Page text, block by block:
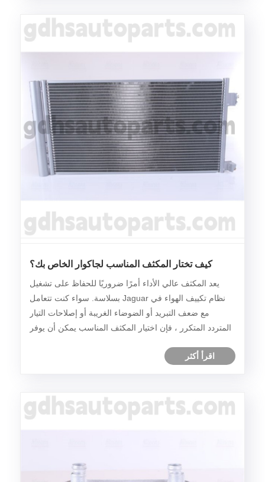
كيف تختار المكثف المناسب لجاكوار الخاص بك؟
يعد المكثف عالي الأداء أمرًا ضروريًا للحفاظ على تشغيل
نظام تكييف الهواء في Jaguar بسلاسة. سواء كنت تتعامل
مع ضعف التبريد أو الضوضاء الغريبة أو إصلاحات التيار
المتردد المتكرر ، فإن اختيار المكثف المناسب يمكن أن يوفر
اقرأ أكثر